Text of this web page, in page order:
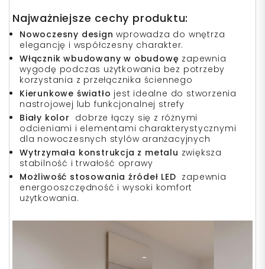
Najważniejsze cechy produktu:
Nowoczesny design wprowadza do wnętrza
elegancję i współczesny charakter.
Włącznik wbudowany w obudowę zapewnia
wygodę podczas użytkowania bez potrzeby
korzystania z przełącznika ściennego
Kierunkowe światło jest idealne do stworzenia
nastrojowej lub funkcjonalnej strefy
Biały kolor dobrze łączy się z różnymi
odcieniami i elementami charakterystycznymi
dla nowoczesnych stylów aranżacyjnych
Wytrzymała konstrukcja z metalu zwiększa
stabilność i trwałość oprawy
Możliwość stosowania źródeł LED zapewnia
energooszczędność i wysoki komfort
użytkowania.